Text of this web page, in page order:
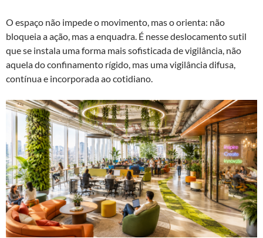
O espaço não impede o movimento, mas o orienta: não
bloqueia a ação, mas a enquadra. É nesse deslocamento sutil
que se instala uma forma mais sofisticada de vigilância, não
aquela do confinamento rígido, mas uma vigilância difusa,
contínua e incorporada ao cotidiano.